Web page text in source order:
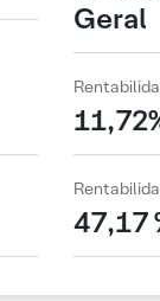
Geral
47,17